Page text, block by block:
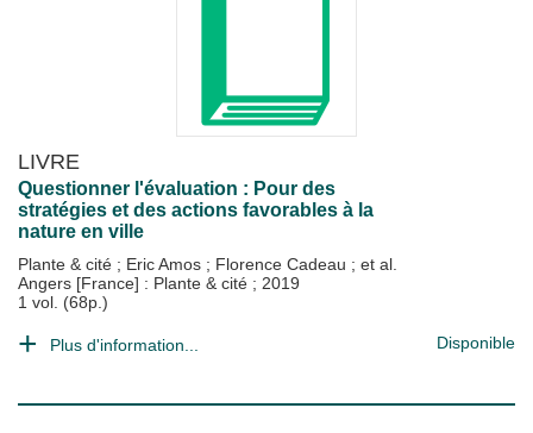
LIVRE
Questionner l'évaluation : Pour des
stratégies et des actions favorables à la
nature en ville
Plante & cité ; Eric Amos ; Florence Cadeau ; et al.
Angers [France] : Plante & cité ; 2019
1 vol. (68p.)
Plus d'information... Disponible